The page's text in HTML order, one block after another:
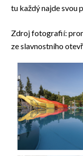
tu každý najde svou
Zdroj fotografií:
ze slavnostního